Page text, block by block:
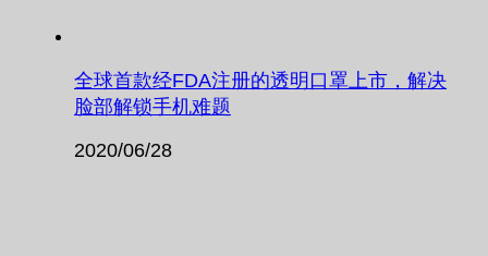
全球首款经FDA注册的透明口罩上市，解决
脸部解锁手机难题
2020/06/28